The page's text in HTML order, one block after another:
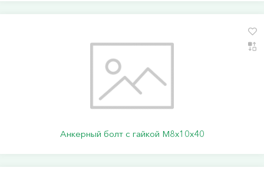
Анкерный болт с гайкой М8х10х40